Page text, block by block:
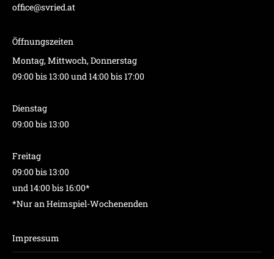
office@svried.at
Öffnungszeiten
Montag, Mittwoch, Donnerstag
09:00 bis 13:00 und 14:00 bis 17:00
Dienstag
09:00 bis 13:00
Freitag
09:00 bis 13:00
und 14:00 bis 16:00*
*Nur an Heimspiel-Wochenenden
Impressum